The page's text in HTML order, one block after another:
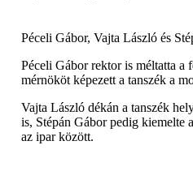
Péceli Gábor, Vajta László és
Péceli Gábor rektor is méltatta a
mérnököt képezett a tanszék a
Vajta László dékán a tanszék
is, Stépán Gábor pedig kiemelte
az ipar között.